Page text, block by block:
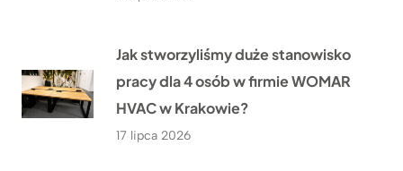
Jak stworzyliśmy duże stanowisko
pracy dla 4 osób w firmie WOMAR
HVAC w Krakowie?
17 lipca 2026